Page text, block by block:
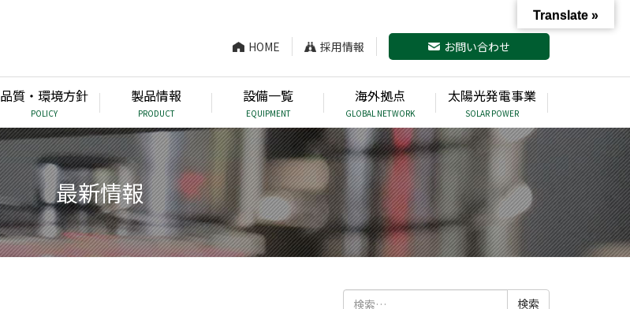
HOME 採用情報 お問い合わせ
品質・環境方針
POLICY
製品情報
PRODUCT
設備一覧
EQUIPMENT
海外拠点
GLOBAL NETWORK
太陽光発電事業
SOLAR POWER
最新情報
Translate »